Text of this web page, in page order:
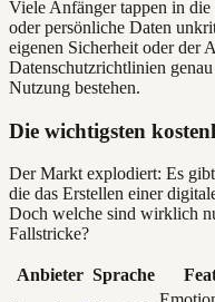
Viele Anfänger tappen in
oder persönliche Daten
eigenen Sicherheit oder der
Datenschutzrichtlinien
Nutzung bestehen.
Die wichtigsten
Der Markt explodiert: Es
die das Erstellen einer
Doch welche sind wirklich
Fallstricke?
Anbieter Sprache